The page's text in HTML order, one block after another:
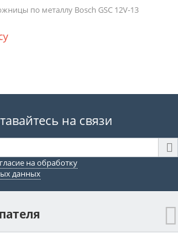
по металлу Bosch GSC 12V-13
на связи
на обработку
данных